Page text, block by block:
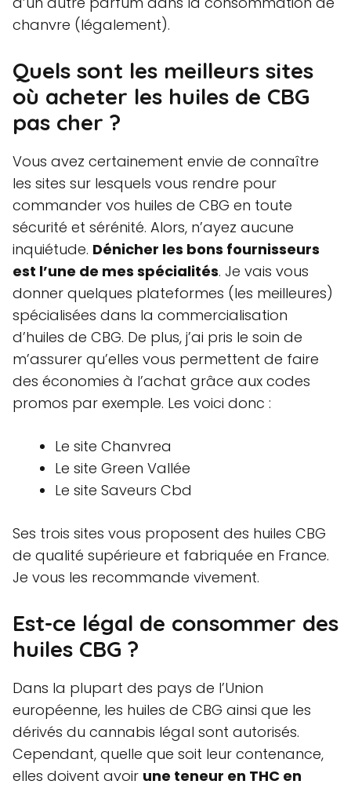
chanvre (légalement).
Quels sont les meilleurs sites
où acheter les huiles de CBG
pas cher ?
Vous avez certainement envie de connaître
les sites sur lesquels vous rendre pour
commander vos huiles de CBG en toute
sécurité et sérénité. Alors, n’ayez aucune
inquiétude. Dénicher les bons fournisseurs
est l’une de mes spécialités. Je vais vous
donner quelques plateformes (les meilleures)
spécialisées dans la commercialisation
d’huiles de CBG. De plus, j’ai pris le soin de
m’assurer qu’elles vous permettent de faire
des économies à l’achat grâce aux codes
promos par exemple. Les voici donc :
Le site Chanvrea
Le site Green Vallée
Le site Saveurs Cbd
Ses trois sites vous proposent des huiles CBG
de qualité supérieure et fabriquée en France.
Je vous les recommande vivement.
Est-ce légal de consommer des
huiles CBG ?
Dans la plupart des pays de l’Union
européenne, les huiles de CBG ainsi que les
dérivés du cannabis légal sont autorisés.
Cependant, quelle que soit leur contenance,
elles doivent avoir une teneur en THC en